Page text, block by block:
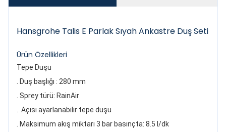
Hansgrohe Talis E Parlak Sıyah Ankastre Duş Seti
Ürün Özellikleri
Tepe Duşu
. Duş başlığı : 280 mm
. Sprey türü: RainAir
. Açısı ayarlanabilir tepe duşu
. Maksimum akış miktarı 3 bar basınçta: 8.5 l/dk